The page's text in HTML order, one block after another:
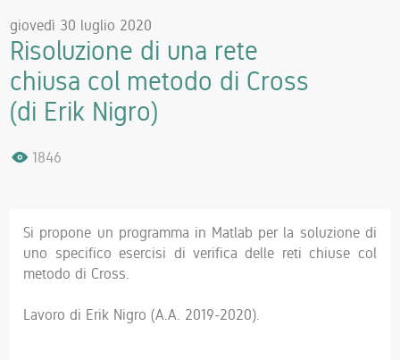
giovedì 30 luglio 2020
Risoluzione di una rete
chiusa col metodo di Cross
(di Erik Nigro)
1846
Si propone un programma in Matlab per la soluzione di
uno specifico esercisi di verifica delle reti chiuse col
metodo di Cross.
Lavoro di Erik Nigro (A.A. 2019-2020).